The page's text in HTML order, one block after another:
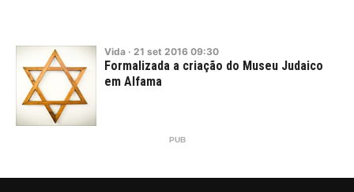
Vida · 21 set 2016 09:30
Formalizada a criação do Museu Judaico
em Alfama